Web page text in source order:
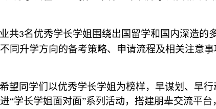
共3名优秀学长学姐 围绕出国留学和 国内深造的
同升学方向的备考策略、申请流程及相关注意事
望同学们以优秀学长学姐为榜样，早谋划、早
“学长学姐面对面”系列活动，搭建朋辈交流平